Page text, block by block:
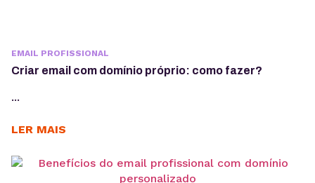
EMAIL PROFISSIONAL
Criar email com domínio próprio: como fazer?
...
LER MAIS